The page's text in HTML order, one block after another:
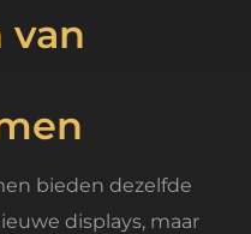
van
bieden dezelfde
displays, maar